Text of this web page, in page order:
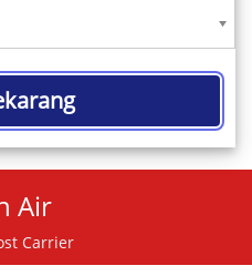
Air
Carrier